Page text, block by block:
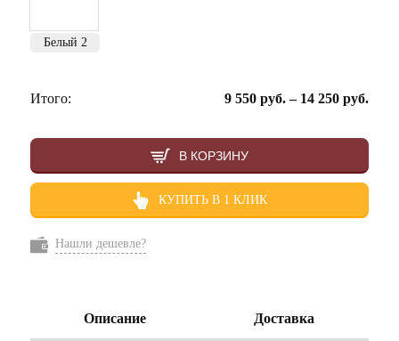
Белый 2
Итого: 9 550 руб.– 14 250 руб.
В КОРЗИНУ
КУПИТЬ В 1 КЛИК
Нашли дешевле?
Описание Доставка